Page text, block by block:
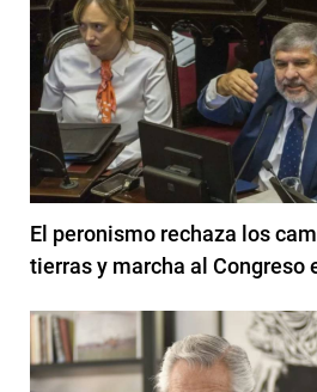
El peronismo rechaza los
tierras y marcha al Congreso